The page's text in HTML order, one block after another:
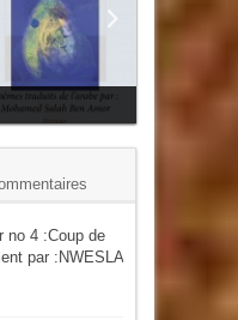
no 4 :Coup de
par :NWESLA